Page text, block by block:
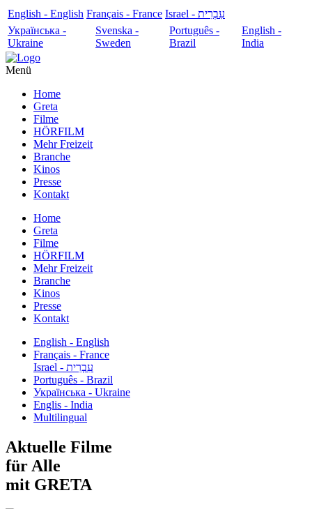
English - English Français - France
עִבְרִית - Israel
Українська -
Ukraine
Svenska -
Sweden
Português -
Brazil
English -
India
Menü
Home
Greta
Filme
HÖRFILM
Mehr Freizeit
Branche
Kinos
Presse
Kontakt
Home
Greta
Filme
HÖRFILM
Mehr Freizeit
Branche
Kinos
Presse
Kontakt
English - English
Français - France
עִבְרִית - Israel
Português - Brazil
Українська - Ukraine
Englis - India
Multilingual
Aktuelle Filme
für Alle
mit GRETA